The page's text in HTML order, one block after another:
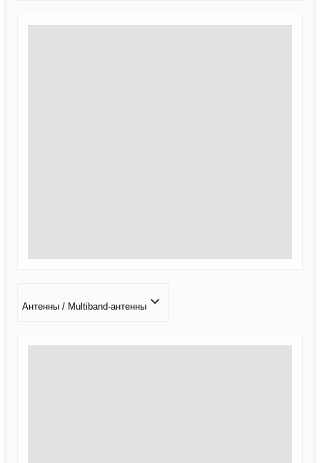
Антенны / Multiband-антенны